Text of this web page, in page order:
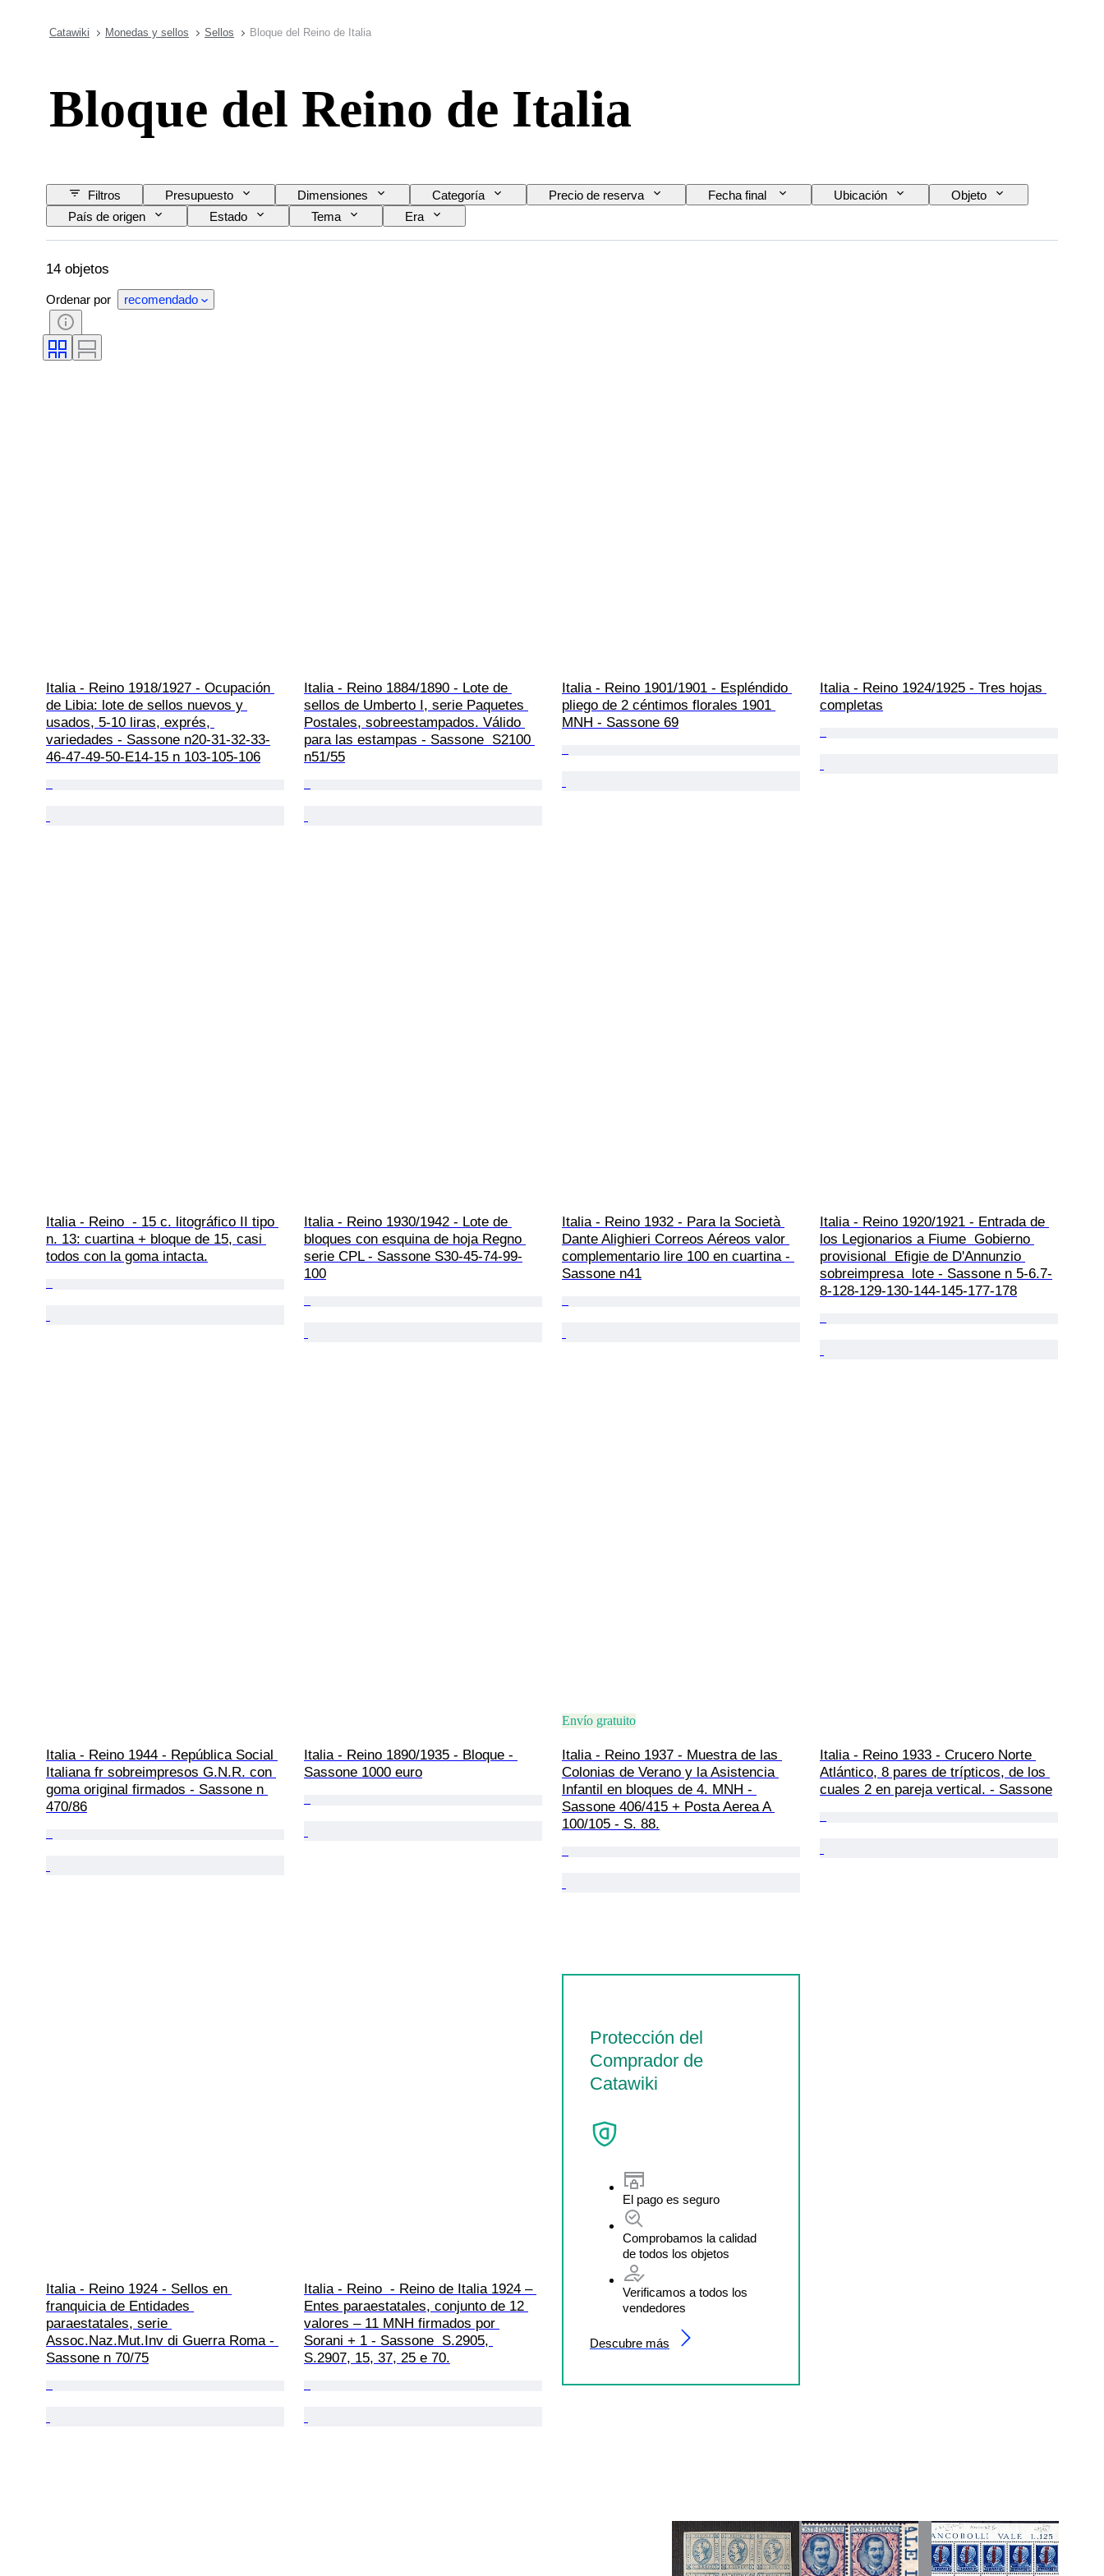
Catawiki Monedas y sellos Sellos Bloque del Reino de Italia
Bloque del Reino de Italia
Filtros Presupuesto Dimensiones Categoría Precio de reserva Fecha final Ubicación
Objeto
País de origen
Estado Tema Era
14 objetos
Ordenar por recomendado
Italia - Reino 1918/1927 - Ocupación
de Libia: lote de sellos nuevos y
usados, 5-10 liras, exprés,
variedades - Sassone n20-31-32-33-
46-47-49-50-E14-15 n 103-105-106
Italia - Reino 1884/1890 - Lote de
sellos de Umberto I, serie Paquetes
Postales, sobreestampados. Válido
para las estampas - Sassone  S2100
n51/55
Italia - Reino 1901/1901 - Espléndido
pliego de 2 céntimos florales 1901
MNH - Sassone 69
Italia - Reino 1924/1925 - Tres hojas
completas
Italia - Reino  - 15 c. litográfico II tipo
n. 13: cuartina + bloque de 15, casi
todos con la goma intacta.
Italia - Reino 1930/1942 - Lote de
bloques con esquina de hoja Regno
serie CPL - Sassone S30-45-74-99-
100
Italia - Reino 1932 - Para la Società
Dante Alighieri Correos Aéreos valor
complementario lire 100 en cuartina -
Sassone n41
Italia - Reino 1920/1921 - Entrada de
los Legionarios a Fiume  Gobierno
provisional  Efigie de D'Annunzio
sobreimpresa  lote - Sassone n 5-6.7-
8-128-129-130-144-145-177-178
Italia - Reino 1944 - República Social
Italiana fr sobreimpresos G.N.R. con
goma original firmados - Sassone n
470/86
Italia - Reino 1890/1935 - Bloque -
Sassone 1000 euro
Envío gratuito
Italia - Reino 1937 - Muestra de las
Colonias de Verano y la Asistencia
Infantil en bloques de 4. MNH -
Sassone 406/415 + Posta Aerea A
100/105 - S. 88.
Italia - Reino 1933 - Crucero Norte
Atlántico, 8 pares de trípticos, de los
cuales 2 en pareja vertical. - Sassone
Italia - Reino 1924 - Sellos en
franquicia de Entidades
paraestatales, serie
Assoc.Naz.Mut.Inv di Guerra Roma -
Sassone n 70/75
Italia - Reino  - Reino de Italia 1924 –
Entes paraestatales, conjunto de 12
valores – 11 MNH firmados por
Sorani + 1 - Sassone  S.2905,
S.2907, 15, 37, 25 e 70.
Protección del
Comprador de
Catawiki
El pago es seguro
Comprobamos la calidad
de todos los objetos
Verificamos a todos los
vendedores
Descubre más